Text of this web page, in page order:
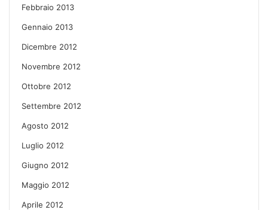
Febbraio 2013
Gennaio 2013
Dicembre 2012
Novembre 2012
Ottobre 2012
Settembre 2012
Agosto 2012
Luglio 2012
Giugno 2012
Maggio 2012
Aprile 2012